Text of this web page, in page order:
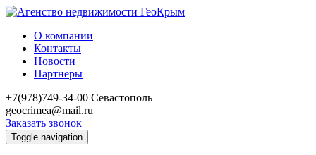
О компании
Контакты
Новости
Партнеры
+7(978)749-34-00 Севастополь
geocrimea@mail.ru
Заказать звонок
Toggle navigation